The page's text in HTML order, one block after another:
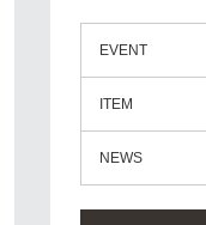
EVENT
ITEM
NEWS